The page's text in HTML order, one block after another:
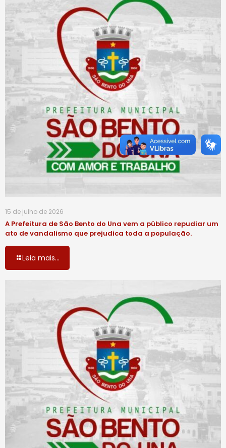
15 de julho de 2026
A Prefeitura de São Bento do Una vem a público repudiar um
ato de vandalismo que prejudica toda a população.
Leia mais...